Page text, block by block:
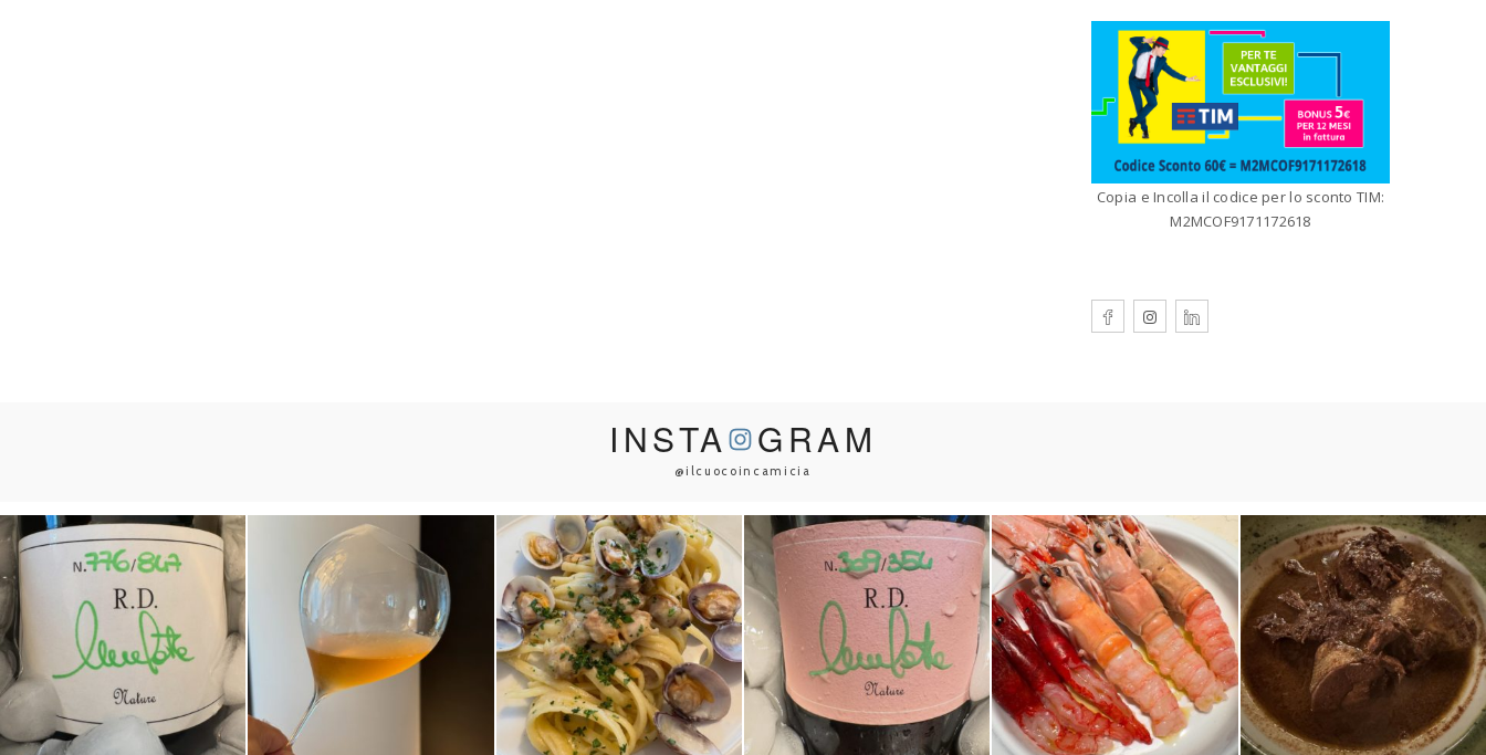
Copia e Incolla il codice per lo sconto TIM:
M2MCOF9171172618
INSTA GRAM
@ilcuocoincamicia